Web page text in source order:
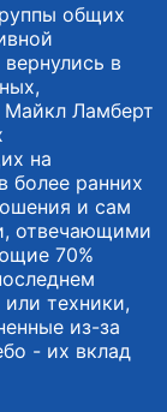
общих
в
Майкл Ламберт
на
более ранних
и сам
отвечающими
70%
техники,
из-за
- их вклад